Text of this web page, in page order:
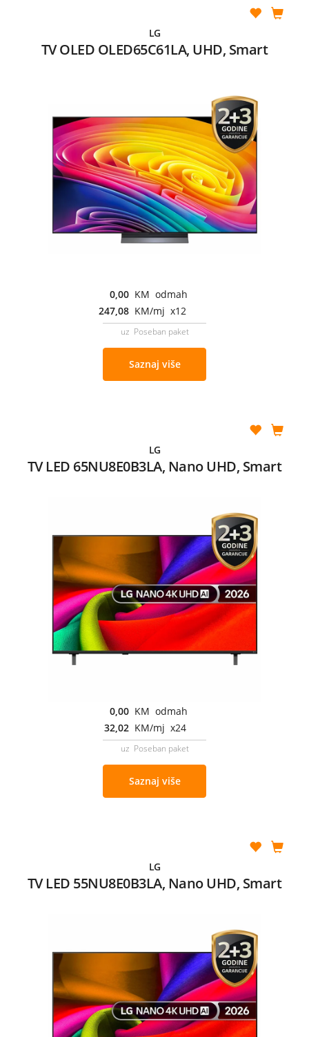
LG
TV OLED OLED65C61LA, UHD, Smart
0,00 KM odmah
247,08 KM/mj x12
uz Poseban paket
Saznaj više
LG
TV LED 65NU8E0B3LA, Nano UHD, Smart
0,00 KM odmah
32,02 KM/mj x24
uz Poseban paket
Saznaj više
LG
TV LED 55NU8E0B3LA, Nano UHD, Smart